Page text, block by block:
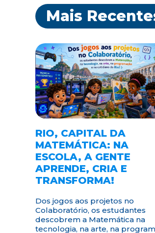
Mais
RIO, CAPITAL DA
MATEMÁTICA: NA
ESCOLA, A GENTE
APRENDE, CRIA E
TRANSFORMA!
Dos jogos aos projetos no
Colaboratório, os estudantes
descobrem a Matemática na
tecnologia, na arte, na